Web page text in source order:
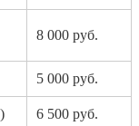
8 000 руб.
5 000 руб.
6 500 руб.